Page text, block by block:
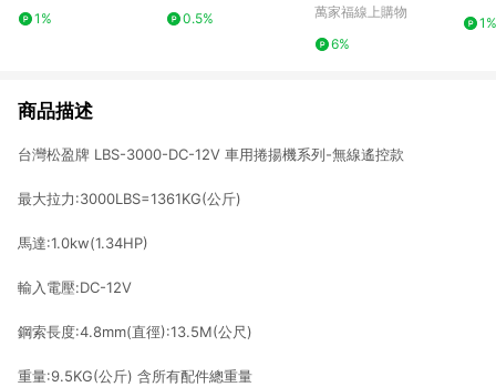
1%
0.5%
+內(一次五組)> 液晶
電焊安全眼鏡 焊接眼鏡
萬家福線上購物
6%
1%
商品描述
台灣松盈牌 LBS-3000-DC-12V 車用捲揚機系列-無線遙控款
最大拉力:3000LBS=1361KG(公斤)
馬達:1.0kw(1.34HP)
輸入電壓:DC-12V
鋼索長度:4.8mm(直徑):13.5M(公尺)
重量:9.5KG(公斤) 含所有配件總重量